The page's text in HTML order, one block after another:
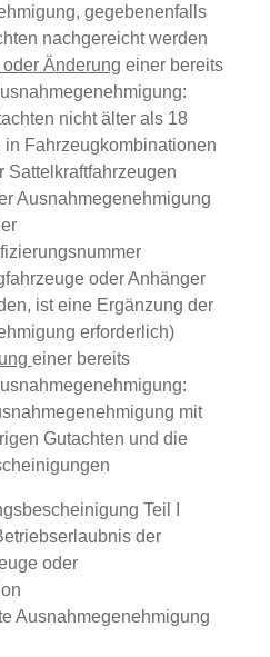
gegebenenfalls
nachgereicht werden
Änderung einer bereits
nicht älter als 18
in Fahrzeugkombinationen
Sattelkraftfahrzeugen
Ausnahmegenehmigung
oder Anhänger
ist eine Ergänzung der
erforderlich)
einer bereits
mit
Gutachten und die
Teil I
der
oder
Ausnahmegenehmigung